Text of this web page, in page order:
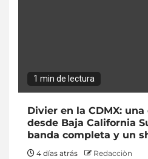
1 min de lectura
Divier en la CDMX:
desde Baja California
banda completa y un
4 días atrás Redacciòn